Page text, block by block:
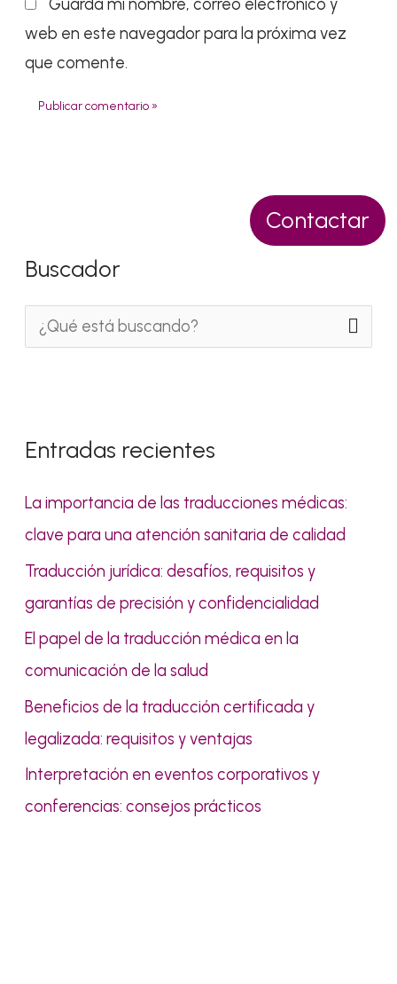
Contactar
Guarda mi nombre, correo electrónico y
web en este navegador para la próxima vez
que comente.
Buscador
a
r
p
Entradas recientes
La importancia de las traducciones médicas:
clave para una atención sanitaria de calidad
Traducción jurídica: desafíos, requisitos y
garantías de precisión y confidencialidad
El papel de la traducción médica en la
comunicación de la salud
Beneficios de la traducción certificada y
legalizada: requisitos y ventajas
Interpretación en eventos corporativos y
conferencias: consejos prácticos